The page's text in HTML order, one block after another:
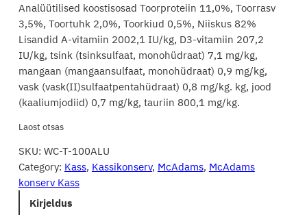
Analüütilised koostisosad Toorproteiin 11,0%, Toorrasv
3,5%, Toortuhk 2,0%, Toorkiud 0,5%, Niiskus 82%
Lisandid A-vitamiin 2002,1 IU/kg, D3-vitamiin 207,2
IU/kg, tsink (tsinksulfaat, monohüdraat) 7,1 mg/kg,
mangaan (mangaansulfaat, monohüdraat) 0,9 mg/kg,
vask (vask(II)sulfaatpentahüdraat) 0,8 mg/kg. kg, jood
(kaaliumjodiid) 0,7 mg/kg, tauriin 800,1 mg/kg.
Laost otsas
SKU: WC-T-100ALU
Category: Kass, Kassikonserv, McAdams, McAdams
konserv Kass
Kirjeldus